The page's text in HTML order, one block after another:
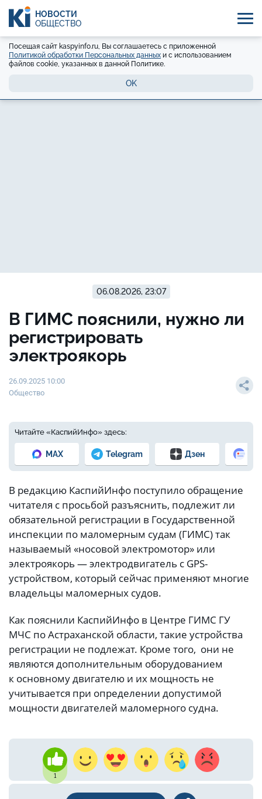
НОВОСТИ
ОБЩЕСТВО
Посещая сайт kaspyinfo.ru, Вы соглашаетесь с приложенной
Политикой обработки Персональных данных и с использованием
файлов cookie, указанных в данной Политике.
OK
06.08.2026, 23:07
В ГИМС пояснили, нужно ли
регистрировать
электроякорь
26.09.2025 10:00
Общество
Читайте «КаспийИнфо» здесь:
MAX Telegram Дзен
В редакцию КаспийИнфо поступило обращение
читателя с просьбой разъяснить, подлежит ли
обязательной регистрации в Государственной
инспекции по маломерным судам (ГИМС) так
называемый «носовой электромотор» или
электроякорь — электродвигатель с GPS-
устройством, который сейчас применяют многие
владельцы маломерных судов.
Как пояснили КаспийИнфо в Центре ГИМС ГУ
МЧС по Астраханской области, такие устройства
регистрации не подлежат. Кроме того, они не
являются дополнительным оборудованием
к основному двигателю и их мощность не
учитывается при определении допустимой
мощности двигателей маломерного судна.
1